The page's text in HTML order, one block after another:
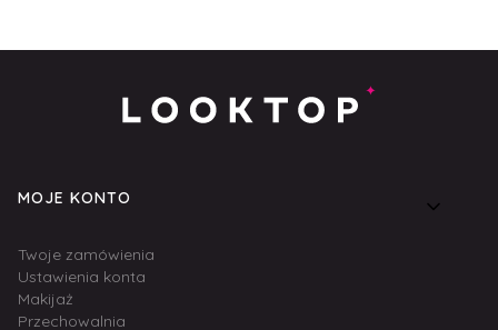
Linki w stopce
MOJE KONTO
Twoje zamówienia
Ustawienia konta
Makijaż
Przechowalnia